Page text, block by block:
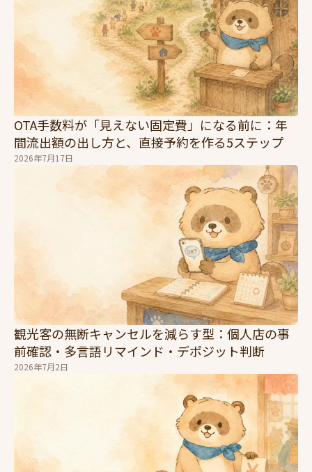
OTA手数料が「見えない固定費」になる前に：年
間流出額の出し方と、直接予約を作る5ステップ
2026年7月17日
観光客の無断キャンセルを減らす型：個人店の事
前確認・多言語リマインド・デポジット判断
2026年7月2日